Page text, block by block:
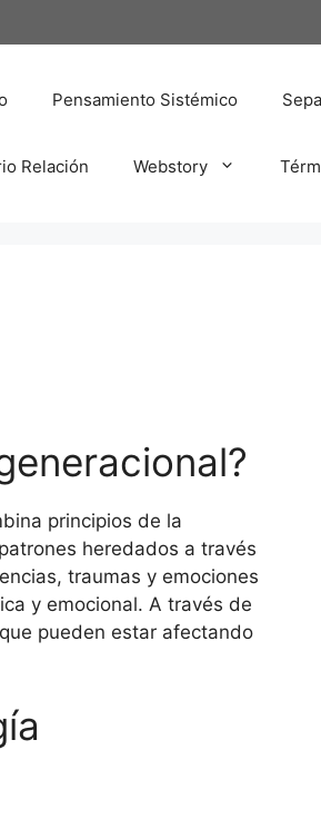
Pensamiento Sistémico
Relación Webstory
principios de la
heredados a través
traumas y emociones
y emocional. A través de
pueden estar afectando